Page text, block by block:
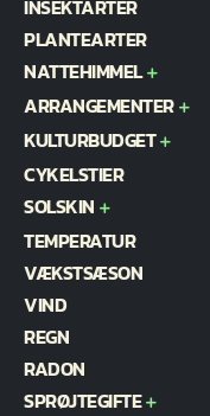
INSEKTARTER
PLANTEARTER
NATTEHIMMEL
ARRANGEMENTER
KULTURBUDGET
CYKELSTIER
SOLSKIN
TEMPERATUR
VÆKSTSÆSON
VIND
REGN
RADON
SPRØJTEGIFTE